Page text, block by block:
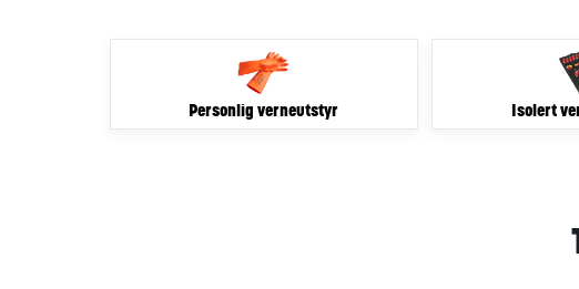
Personlig verneutstyr Isolert